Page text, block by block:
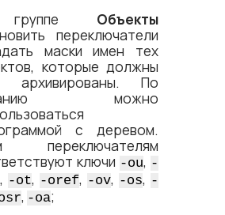
Объекты
переключатели
маски имен тех
которые должны
архивированы. По
можно
с деревом.
переключателям
ключи -ou, -
, -ot, -oref, -ov, -os, -
, -oa;